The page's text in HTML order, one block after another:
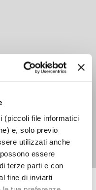
(piccoli file informatici
e, solo previo
utilizzati anche
essere
terze parti e con
fine di inviarti